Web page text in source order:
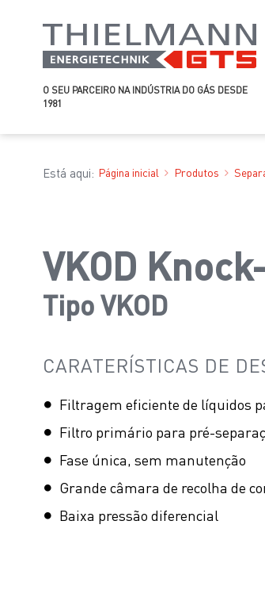
O SEU PARCEIRO NA INDÚSTRIA DO GÁS DESDE
1981
Está aqui: Página inicial Produtos
VKOD
Tipo VKOD
CARATERÍSTICAS DE
Filtragem eficiente de líquidos
Filtro primário para pré-
Fase única, sem manutenção
Grande câmara de recolha de
Baixa pressão diferencial